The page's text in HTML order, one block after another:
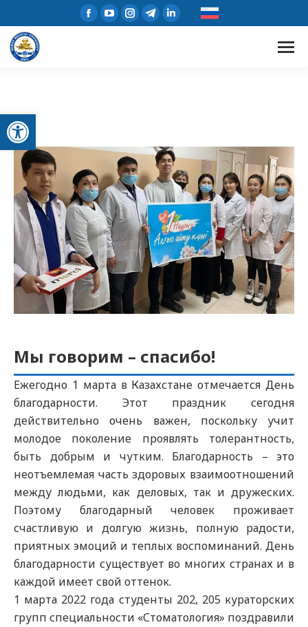
Открыть панель инструментов
Мы говорим – спасибо!
Ежегодно 1 марта в Казахстане отмечается День
благодарности. Этот праздник сегодня
действительно очень важен, поскольку учит
молодое поколение проявлять толерантность,
быть добрым и чутким. Благодарность – это
неотъемлемая часть здоровых взаимоотношений
между людьми, как деловых, так и дружеских.
Поэтому благодарный человек проживает
счастливую и долгую жизнь, полную радости,
приятных эмоций и теплых воспоминаний. День
благодарности существует во многих странах и в
каждой имеет свой оттенок.
1 марта 2022 года студенты 202, 205 кураторских
групп специальности «Стоматология» поздравили